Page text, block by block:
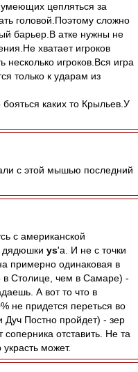
умеющих цепляться за
головой.Поэтому сложно
барьер.В атке нужны не
хватает игроков
игроков.Вся игра
только к ударам из
каких то Крыльев.У
с этой мышью последний
с американской
дядюшки ys'a. И не с точки
примерно одинаковая в
в Столице, чем в Самаре) -
А вот то что в
не придется переться во
Дуч Постно пройдет) - зер
соперника отставить. Не та
может.